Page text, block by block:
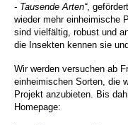
- Tausende Arten“,
wieder mehr einheimische
sind vielfältig, robust und
die Insekten kennen sie
Wir werden versuchen ab
einheimischen Sorten, die
Projekt anzubieten. Bis
Homepage: